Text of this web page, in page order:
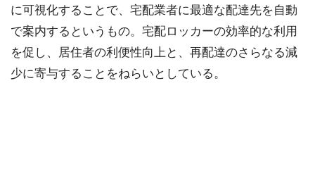
に可視化することで、宅配業者に最適な配達先を自動
で案内するというもの。宅配ロッカーの効率的な利用
を促し、居住者の利便性向上と、再配達のさらなる減
少に寄与することをねらいとしている。